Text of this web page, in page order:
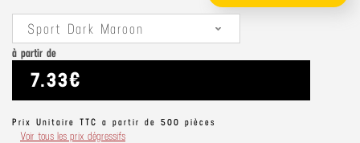
Sport Dark Maroon
à partir de
7.33€
Prix Unitaire TTC a partir de 500 pièces
Voir tous les prix dégressifs